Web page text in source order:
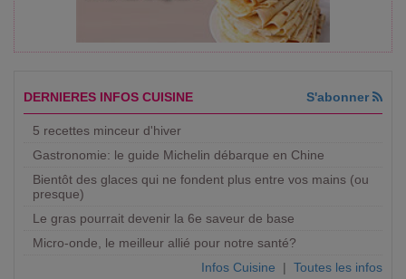
DERNIERES INFOS CUISINE S'abonner
5 recettes minceur d'hiver
Gastronomie: le guide Michelin débarque en Chine
Bientôt des glaces qui ne fondent plus entre vos mains (ou
presque)
Le gras pourrait devenir la 6e saveur de base
Micro-onde, le meilleur allié pour notre santé?
Infos Cuisine | Toutes les infos